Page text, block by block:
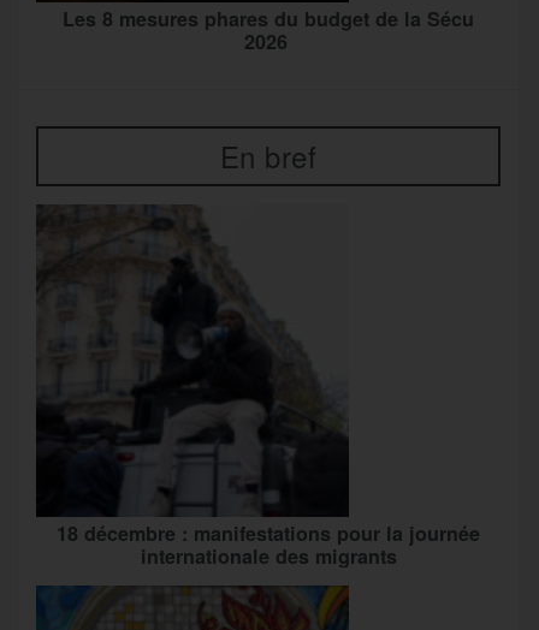
Les 8 mesures phares du budget de la Sécu
2026
En bref
18 décembre : manifestations pour la journée
internationale des migrants